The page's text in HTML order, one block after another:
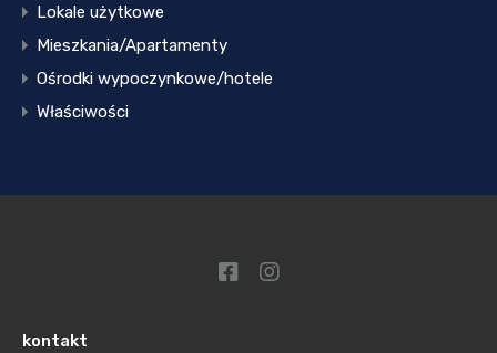
Lokale użytkowe
Mieszkania/Apartamenty
Ośrodki wypoczynkowe/hotele
Właściwości
kontakt